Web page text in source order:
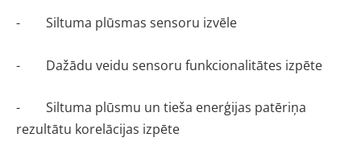
- Siltuma plūsmas sensoru izvēle
- Dažādu veidu sensoru funkcionalitātes izpēte
- Siltuma plūsmu un tieša enerģijas patēriņa
rezultātu korelācijas izpēte